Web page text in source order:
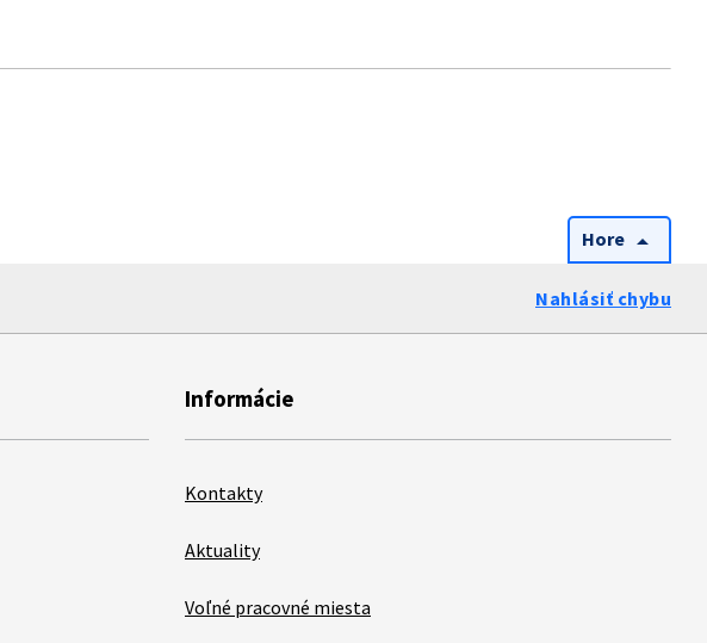
Hore arrow_drop_up
Nahlásiť chybu
Informácie
Kontakty
Aktuality
Voľné pracovné miesta